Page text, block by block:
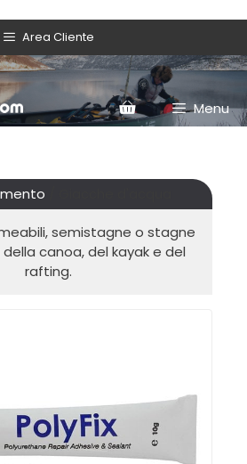
Area Cliente
Menu
semistagne o stagne
canoa, del kayak e del
rafting.